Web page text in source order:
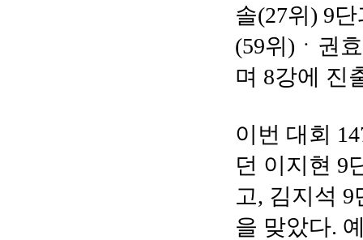
솔(27위) 9
(59위)ㆍ권
며 8강에 진
이번 대회
던 이지현 9
고, 김지석
을 맞았다.